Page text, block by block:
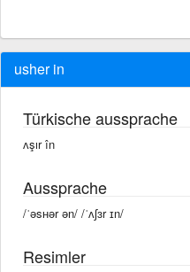
usher in
Türkische aussprache
ʌşır în
Aussprache
/ˈəsʜər ən/ /ˈʌʃɜr ɪn/
Resimler